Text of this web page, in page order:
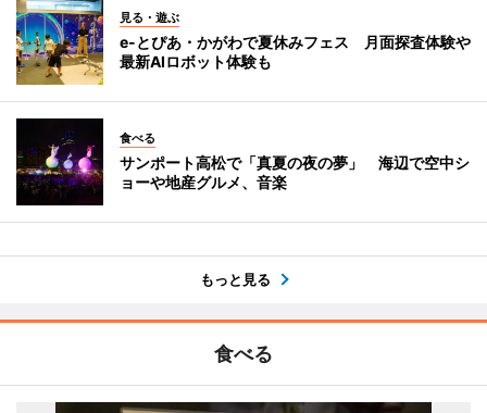
見る・遊ぶ
e-とぴあ・かがわで夏休みフェス 月面探査体験や
最新AIロボット体験も
食べる
サンポート高松で「真夏の夜の夢」 海辺で空中シ
ョーや地産グルメ、音楽
もっと見る
食べる